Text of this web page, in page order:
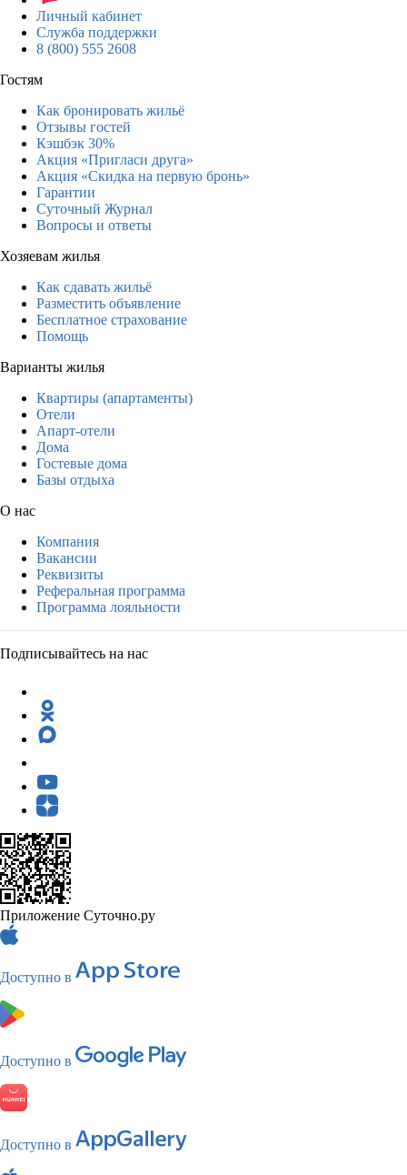
Личный кабинет
Служба поддержки
8 (800) 555 2608
Гостям
Как бронировать жильё
Отзывы гостей
Кэшбэк 30%
Акция «Пригласи друга»
Акция «Скидка на первую бронь»
Гарантии
Суточный Журнал
Вопросы и ответы
Хозяевам жилья
Как сдавать жильё
Разместить объявление
Бесплатное страхование
Помощь
Варианты жилья
Квартиры (апартаменты)
Отели
Апарт-отели
Дома
Гостевые дома
Базы отдыха
О нас
Компания
Вакансии
Реквизиты
Реферальная программа
Программа лояльности
Подписывайтесь на нас
Приложение Суточно.ру
Доступно в
Доступно в
Доступно в